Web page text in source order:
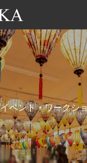
イベント・ワークショ